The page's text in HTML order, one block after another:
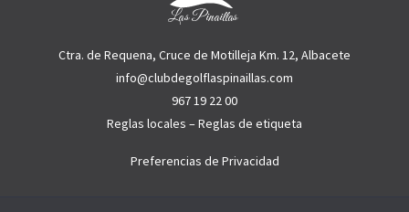
Ctra. de Requena, Cruce de Motilleja Km. 12, Albacete
info@clubdegolflaspinaillas.com
967 19 22 00
Reglas locales –Reglas de etiqueta
Preferencias de Privacidad